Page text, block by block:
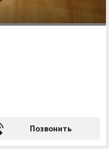
Позвонить